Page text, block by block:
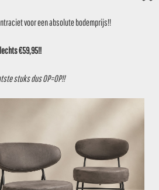
Wine (paars
79 cm
p.s.!!!
voor een absolute bodemprijs!!
€59,95!!
stuks dus OP=OP!!